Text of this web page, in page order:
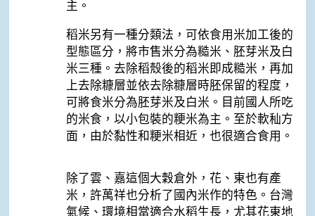
主。
稻米另有一種分類法，可依食用米加工後的
型態區分，將市售米分為糙米、胚芽米及白
米三種。去除稻殼後的稻米即成糙米，再加
上去除糠層並依去除糠層時胚保留的程度，
可將食米分為胚芽米及白米。目前國人所吃
的米食，以小包裝的粳米為主。至於軟秈方
面，由於黏性和粳米相近，也很適合食用。
除了雲、嘉這個大穀倉外，花、東也有產
米，許萬祥也分析了國內米作的特色。台灣
氣候、環境相當適合水稻生長，尤其花東地